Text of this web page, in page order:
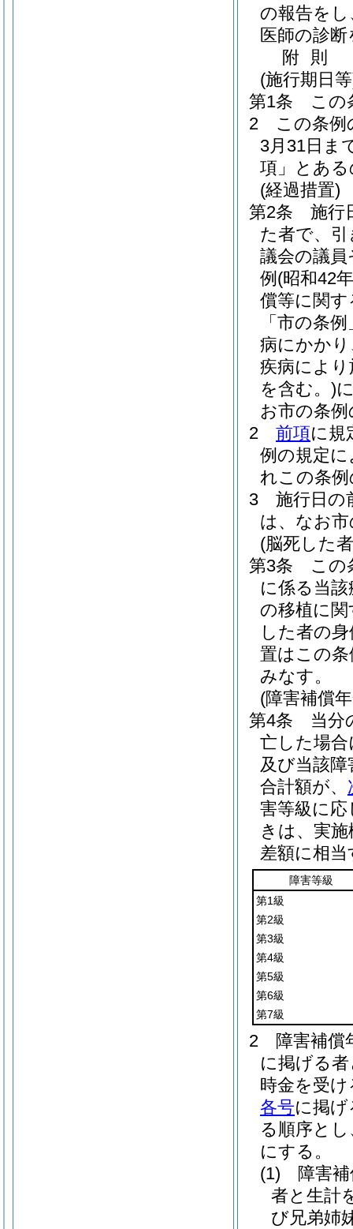
の報告を
医師の診
附 則
(施行期日
第1条
この
2
この条例
3月31日ま
項」とあ
(経過措置)
第2条
施行
た者で、
議会の議
例 (昭和42
償等に関す
「市の条
病にかか
疾病によ
を含む。)
お市の条
2
前項に規
例の規定
れこの条
3
施行日の
は、なお
(脳死した
第3条
この
に係る当
の移植に
した者の
置はこの
みなす。
(障害補償
第4条
当分
亡した場
及び当該
合計額が、
害等級に
きは、実
差額に相
障害等級
第1級
第2級
第3級
第4級
第5級
第6級
第7級
2
障害補償
に掲げる
時金を受
各号に掲
る順序と
にする。
(1)
障害
者と生計
び兄弟姉